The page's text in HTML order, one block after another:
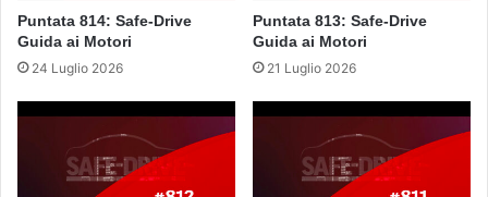
Puntata 814: Safe-Drive
Guida ai Motori
24 Luglio 2026
Puntata 813: Safe-Drive
Guida ai Motori
21 Luglio 2026